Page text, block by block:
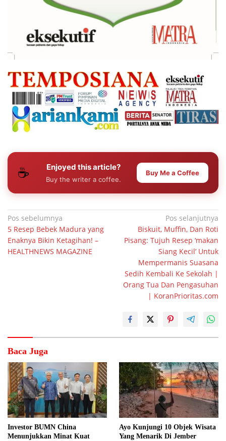
☕ Enjoyed this article?
Buy the writer a coffee.
Buy Me a Coffee
Navigasi
pos
Pos sebelumnya
5 Resep Bebek Madura yang
Enaknya Bikin Ketagihan! –
HEALTHNEWS MAGAZINE
Pos selanjutnya
Biskuit, Muffin, Dan Roti
Pisang: Tujuh Resep ‘makan
Siang Kecil’ Untuk
Mempermanis Suasana
Sedih Kembali Ke Sekolah |
Orang Tua Dan Pengasuhan
| KoranPrioritas.com
Baca Juga
Investor BUMN China
Menunjukkan Minat Kuat
Ayo Kunjungi 10 Objek Wisata
Yang Menarik Di Jember